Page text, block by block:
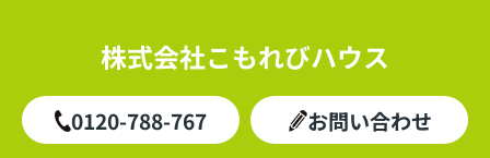
株式会社こもれびハウス
0120-788-767 お問い合わせ